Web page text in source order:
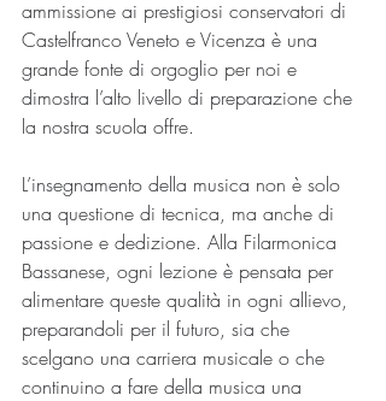
ammissione ai prestigiosi conservatori di
Castelfranco Veneto e Vicenza è una
grande fonte di orgoglio per noi e
dimostra l’alto livello di preparazione che
la nostra scuola offre.
L’insegnamento della musica non è solo
una questione di tecnica, ma anche di
passione e dedizione. Alla Filarmonica
Bassanese, ogni lezione è pensata per
alimentare queste qualità in ogni allievo,
preparandoli per il futuro, sia che
scelgano una carriera musicale o che
continuino a fare della musica una